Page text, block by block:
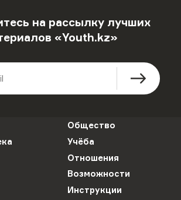
на рассылку лучших
«Youth.kz»
Общество
Учёба
Отношения
Возможности
Инструкции